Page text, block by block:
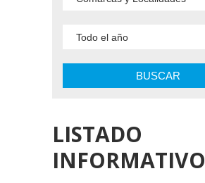
BUSCAR
LISTADO
INFORMATIVO